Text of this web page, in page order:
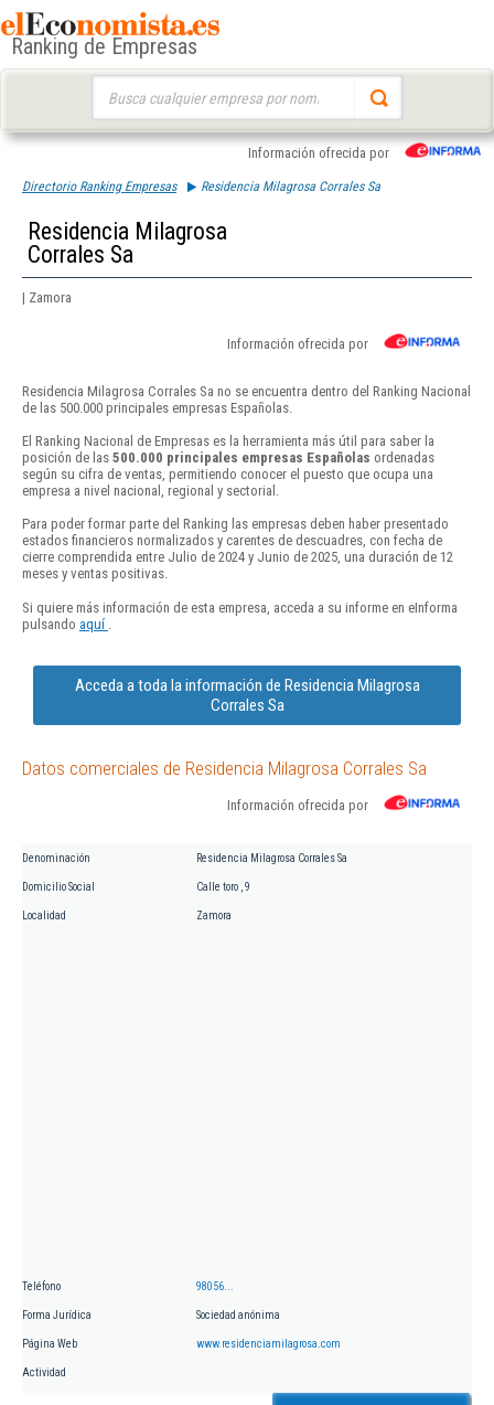
Ranking de Empresas
Información ofrecida por
Directorio Ranking Empresas Residencia Milagrosa Corrales Sa
Residencia Milagrosa
Corrales Sa
| Zamora
Información ofrecida por
Residencia Milagrosa Corrales Sa no se encuentra dentro del Ranking Nacional
de las 500.000 principales empresas Españolas.
El Ranking Nacional de Empresas es la herramienta más útil para saber la
posición de las 500.000 principales empresas Españolas ordenadas
según su cifra de ventas, permitiendo conocer el puesto que ocupa una
empresa a nivel nacional, regional y sectorial.
Para poder formar parte del Ranking las empresas deben haber presentado
estados financieros normalizados y carentes de descuadres, con fecha de
cierre comprendida entre Julio de 2024 y Junio de 2025, una duración de 12
meses y ventas positivas.
Si quiere más información de esta empresa, acceda a su informe en eInforma
pulsando aquí
Acceda a toda la información de Residencia Milagrosa
Corrales Sa
Datos comerciales de Residencia Milagrosa Corrales Sa
Información ofrecida por
Denominación Residencia Milagrosa Corrales Sa
Domicilio Social Calle toro , 9
Localidad Zamora
Teléfono 98056...
Forma Jurídica Sociedad anónima
Página Web www.residenciamilagrosa.com
Actividad